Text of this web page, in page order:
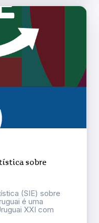
sobre
(SIE) sobre
é uma
XXI com